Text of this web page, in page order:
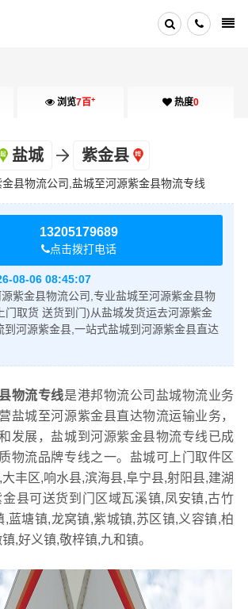
浏览7百+ 热度0
盐城 紫金县
县物流公司,盐城至河源紫金县物流专线
13205179689
点击拨打电话
08-06 08:45:07
紫金县物流公司,专业盐城至河源紫金县物
门取货 送货到门)从盐城发货运去河源紫金
到河源紫金县,一站式盐城到河源紫金县直达
物流专线是港邦物流公司盐城物流业务
盐城至河源紫金县直达物流运输业务，
发展，盐城到河源紫金县物流专线已成
物流品牌专线之一。盐城可上门取件区
丰区,响水县,滨海县,阜宁县,射阳县,建湖
县可送货到门区域瓦溪镇,凤安镇,古竹
,蓝塘镇,龙窝镇,紫城镇,苏区镇,义容镇,柏
,好义镇,敬梓镇,九和镇。